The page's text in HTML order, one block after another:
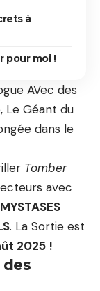
à
pour moi !
AVec des
Le Géant du
dans le
Tomber
avec
. La Sortie est
2025 !